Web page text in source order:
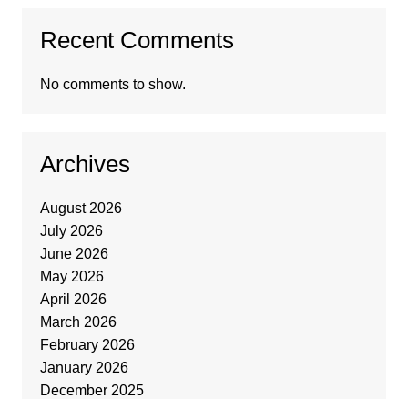
Recent Comments
No comments to show.
Archives
August 2026
July 2026
June 2026
May 2026
April 2026
March 2026
February 2026
January 2026
December 2025